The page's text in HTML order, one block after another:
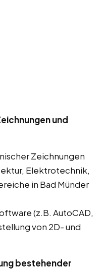
und
Zeichnungen
Elektrotechnik,
in Bad Münder
(z.B. AutoCAD,
von 2D- und
bestehender